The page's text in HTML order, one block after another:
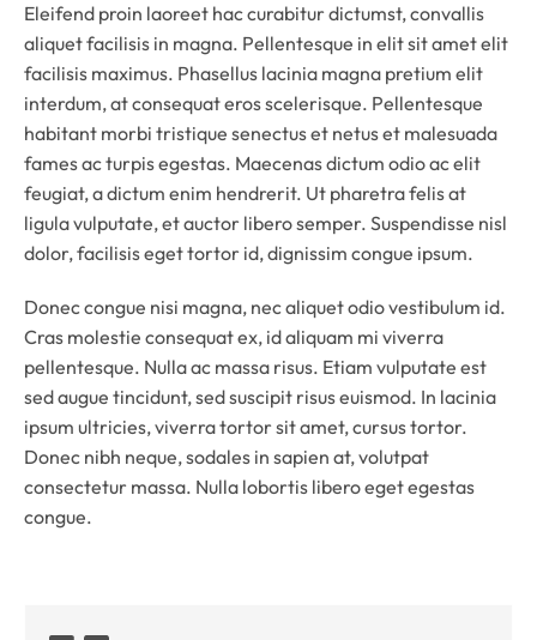
Eleifend proin laoreet hac curabitur dictumst, convallis
aliquet facilisis in magna. Pellentesque in elit sit amet elit
facilisis maximus. Phasellus lacinia magna pretium elit
interdum, at consequat eros scelerisque. Pellentesque
habitant morbi tristique senectus et netus et malesuada
fames ac turpis egestas. Maecenas dictum odio ac elit
feugiat, a dictum enim hendrerit. Ut pharetra felis at
ligula vulputate, et auctor libero semper. Suspendisse nisl
dolor, facilisis eget tortor id, dignissim congue ipsum.
Donec congue nisi magna, nec aliquet odio vestibulum id.
Cras molestie consequat ex, id aliquam mi viverra
pellentesque. Nulla ac massa risus. Etiam vulputate est
sed augue tincidunt, sed suscipit risus euismod. In lacinia
ipsum ultricies, viverra tortor sit amet, cursus tortor.
Donec nibh neque, sodales in sapien at, volutpat
consectetur massa. Nulla lobortis libero eget egestas
congue.